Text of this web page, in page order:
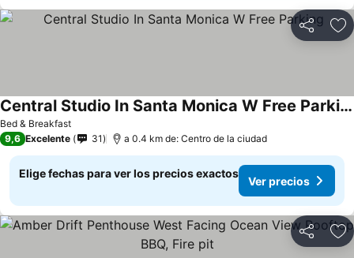
Compartir
Bed & Breakfast
Central Studio In Santa Monica W Free Parking
9,6 Excelente 31 a 0.4 km de: Centro de la ciudad
Elige fechas para ver los precios exactos
Ver precios
Compartir